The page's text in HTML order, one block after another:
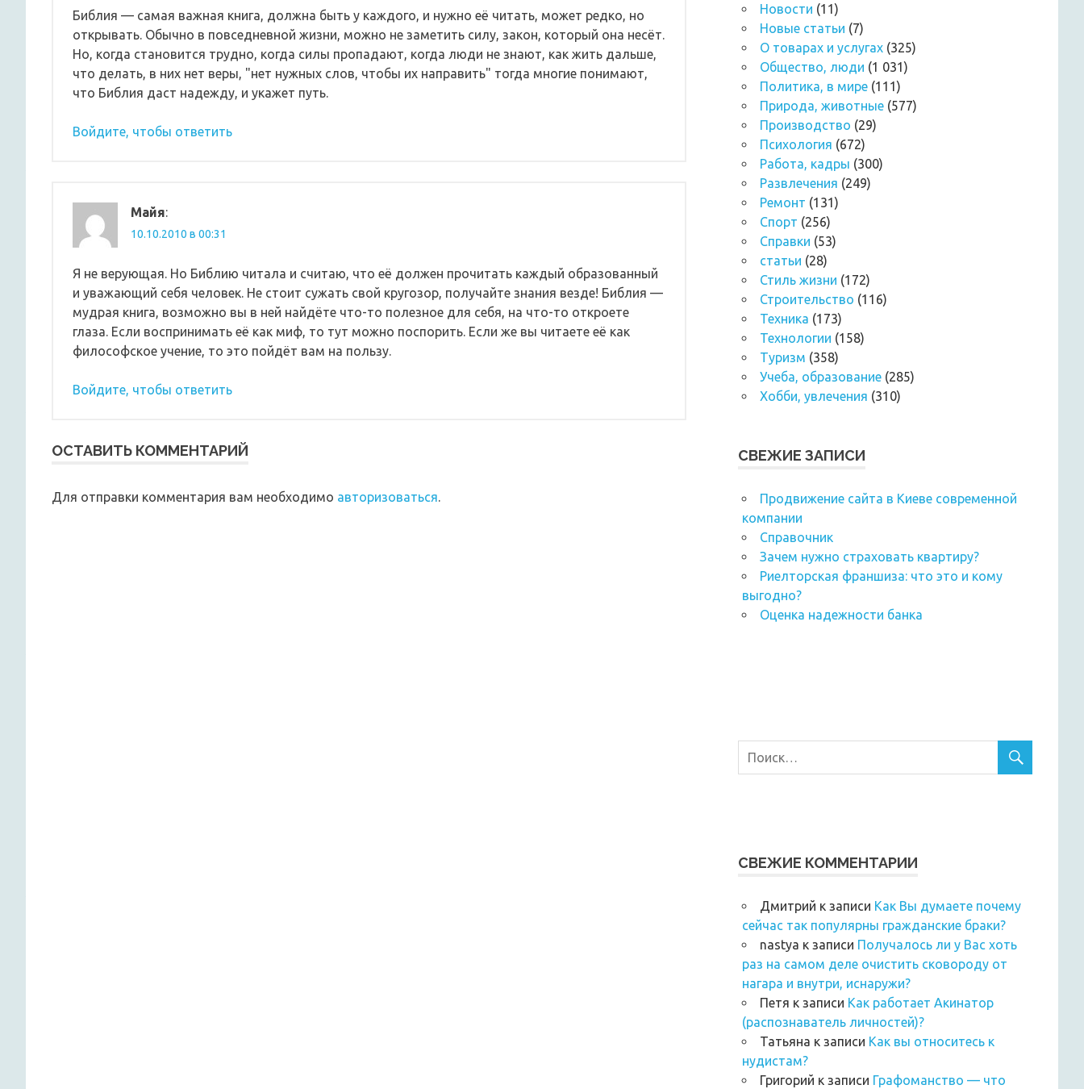
Библия — самая важная книга, должна быть у каждого, и нужно её читать, может редко, но
открывать. Обычно в повседневной жизни, можно не заметить силу, закон, который она несёт.
Но, когда становится трудно, когда силы пропадают, когда люди не знают, как жить дальше,
что делать, в них нет веры, "нет нужных слов, чтобы их направить" тогда многие понимают,
что Библия даст надежду, и укажет путь.
Войдите, чтобы ответить
Майя:
10.10.2010 в 00:31
Я не верующая. Но Библию читала и считаю, что её должен прочитать каждый образованный
и уважающий себя человек. Не стоит сужать свой кругозор, получайте знания везде! Библия —
мудрая книга, возможно вы в ней найдёте что-то полезное для себя, на что-то откроете
глаза. Если воспринимать её как миф, то тут можно поспорить. Если же вы читаете её как
философское учение, то это пойдёт вам на пользу.
Войдите, чтобы ответить
ОСТАВИТЬ КОММЕНТАРИЙ
Для отправки комментария вам необходимо авторизоваться.
Новости (11)
Новые статьи (7)
О товарах и услугах (325)
Общество, люди (1 031)
Политика, в мире (111)
Природа, животные (577)
Производство (29)
Психология (672)
Работа, кадры (300)
Развлечения (249)
Ремонт (131)
Спорт (256)
Справки (53)
статьи (28)
Стиль жизни (172)
Строительство (116)
Техника (173)
Технологии (158)
Туризм (358)
Учеба, образование (285)
Хобби, увлечения (310)
СВЕЖИЕ ЗАПИСИ
Продвижение сайта в Киеве современной
компании
Справочник
Зачем нужно страховать квартиру?
Риелторская франшиза: что это и кому
выгодно?
Оценка надежности банка
СВЕЖИЕ КОММЕНТАРИИ
Дмитрий к записи Как Вы думаете почему
сейчас так популярны гражданские браки?
nastya к записи Получалось ли у Вас хоть
раз на самом деле очистить сковороду от
нагара и внутри, иснаружи?
Петя к записи Как работает Акинатор
(распознаватель личностей)?
Татьяна к записи Как вы относитесь к
нудистам?
Григорий к записи Графоманство — что